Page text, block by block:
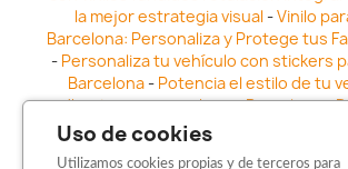
la mejor estrategia visual -Vinilo
Barcelona: Personaliza y Protege tus
- Personaliza tu vehículo con stickers
Barcelona- Potencia el estilo de tu
adhesivos para coche en Barcelona-
calles: Los Mejores stickers para
Vinilo para faros en
Uso de cookies
Utilizamos cookies propias y de terceros para